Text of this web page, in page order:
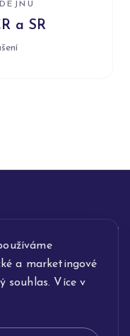
a marketingové
souhlas. Více v
a SR